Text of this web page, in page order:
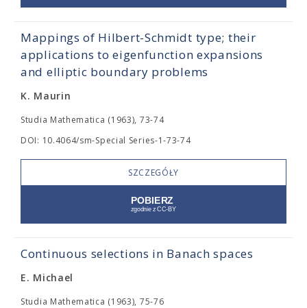
Mappings of Hilbert-Schmidt type; their
applications to eigenfunction expansions
and elliptic boundary problems
K. Maurin
Studia Mathematica (1963), 73-74
DOI: 10.4064/sm-Special Series-1-73-74
SZCZEGÓŁY
Continuous selections in Banach spaces
E. Michael
Studia Mathematica (1963), 75-76